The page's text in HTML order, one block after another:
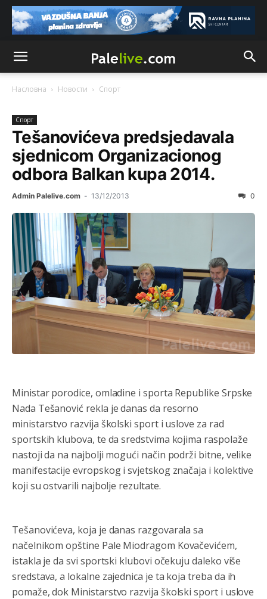
Насловна Новости Спорт
Спорт
Tešanovićeva predsjedavala
sjednicom Organizacionog
odbora Balkan kupa 2014.
Admin Palelive.com - 13/12/2013 0
Ministar porodice, omladine i sporta Republike Srpske
Nada Tešanović rekla je danas da resorno
ministarstvo razvija školski sport i uslove za rad
sportskih klubova, te da sredstvima kojima raspolaže
nastoji da na najbolji mogući način podrži bitne, velike
manifestacije evropskog i svjetskog značaja i kolektive
koji su ostvarili najbolje rezultate.
Tešanovićeva, koja je danas razgovarala sa
načelnikom opštine Pale Miodragom Kovačevićem,
istakla je da svi sportski klubovi očekuju daleko više
sredstava, a lokalne zajednica je ta koja treba da ih
pomaže, dok Ministarstvo razvija školski sport i uslove